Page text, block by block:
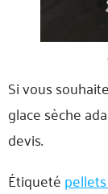
Si vous
glace sèche
devis.
Étiqueté